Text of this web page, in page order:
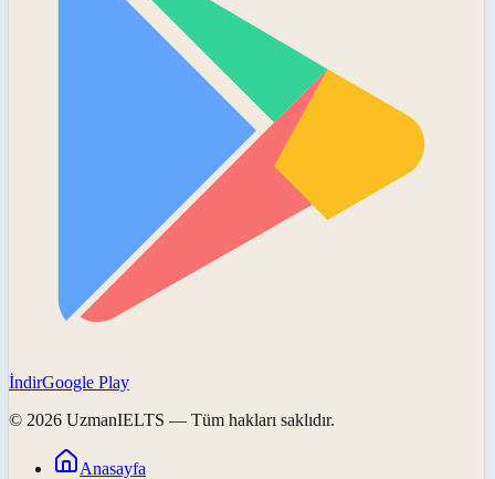
İndirGoogle Play
© 2026 UzmanIELTS — Tüm hakları saklıdır.
Anasayfa